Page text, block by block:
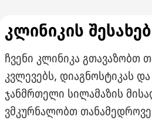
კლინიკის შესახებ
ჩვენი კლინიკა გთავაზობთ
კვლევებს, დიაგნოსტიკას
ჯანმრთელი სილამაზის
ვმკურნალობთ